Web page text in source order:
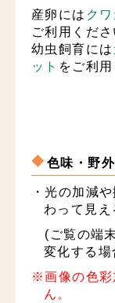
産卵には ク
ご利用くださ
幼虫飼育には
ット をご利用
色味・野
・光の加減
わって見え
(ご覧の端
変化する
※画像の色彩
ん。